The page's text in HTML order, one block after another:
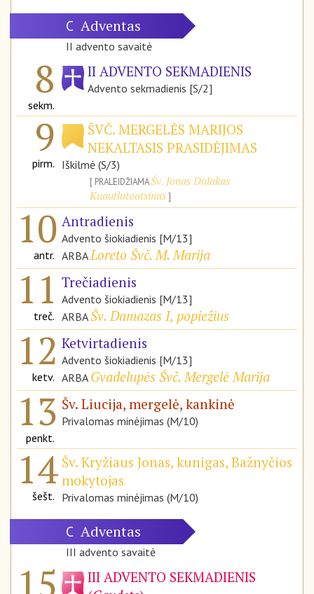
C Adventas
II advento savaitė
8
sekm.
II ADVENTO SEKMADIENIS
Advento sekmadienis [S/2]
9
pirm.
ŠVČ. MERGELĖS MARIJOS
NEKALTASIS PRASIDĖJIMAS
Iškilmė (S/3)
PRALEIDŽIAMAŠv. Jonas Didakas
Kuautlatoatsinas
10
antr.
Antradienis
Advento šiokiadienis [M/13]
ARBALoreto Švč. M. Marija
11
treč.
Trečiadienis
Advento šiokiadienis [M/13]
ARBAŠv. Damazas I, popiežius
12
ketv.
Ketvirtadienis
Advento šiokiadienis [M/13]
ARBA Gvadelupės Švč. Mergelė Marija
13
penkt.
Šv. Liucija, mergelė, kankinė
Privalomas minėjimas (M/10)
14
šešt.
Šv. Kryžiaus Jonas, kunigas, Bažnyčios
mokytojas
Privalomas minėjimas (M/10)
C Adventas
III advento savaitė
III ADVENTO SEKMADIENIS